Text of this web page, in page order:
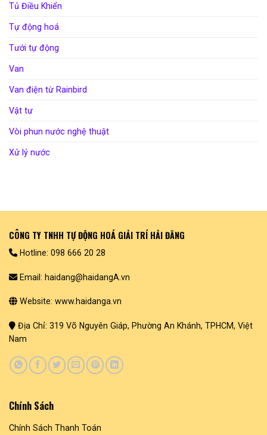
Tủ Điều Khiển
Tự động hoá
Tưới tự động
Van
Van điện từ Rainbird
Vật tư
Vòi phun nước nghệ thuật
Xử lý nước
CÔNG TY TNHH TỰ ĐỘNG HOÁ GIẢI TRÍ HẢI ĐĂNG
Hotline: 098 666 20 28
Email: haidang@haidangA.vn
Website: www.haidanga.vn
Địa Chỉ: 319 Võ Nguyên Giáp, Phường An Khánh, TPHCM, Việt
Nam
Chính Sách
Chính Sách Thanh Toán